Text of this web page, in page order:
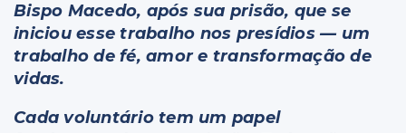
Bispo Macedo, após sua prisão, que se
iniciou esse trabalho nos presídios — um
trabalho de fé, amor e transformação de
vidas.
Cada voluntário tem um papel